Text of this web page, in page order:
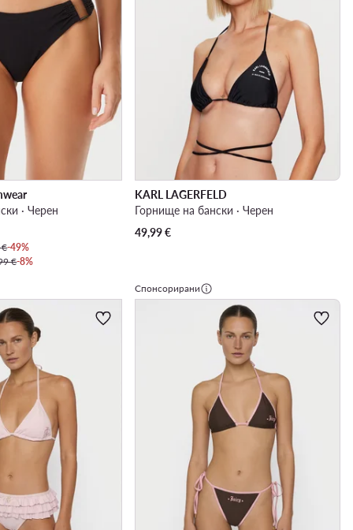
· Черен
€-49%
€-8%
KARL LAGERFELD
Горнище на бански · Черен
49,99€
Спонсорирани